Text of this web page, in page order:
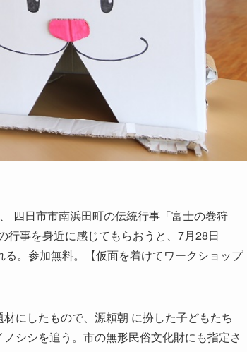
四日市市南浜田町の伝統行事「富士の巻狩
行事を身近に感じてもらおうと、7月28日
る。参加無料。【仮面を着けてワークショップ
にしたもので、源頼朝 に扮した子どもたち
シシを追う。市の無形民俗文化財にも指定さ